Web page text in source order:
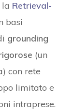
Retrieval-
basi
grounding
(un
con rete
limitato e
intraprese.